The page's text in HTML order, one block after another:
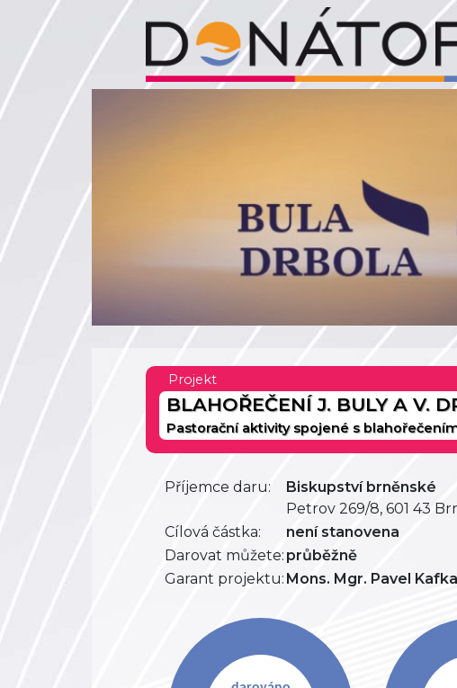
Projekt
BLAHOŘEČENÍ J. BULY A V.
Pastorační aktivity spojené s
Příjemce daru:
Biskupství brněnské
Petrov 269/8, 601 43
Cílová částka:
není stanovena
Darovat můžete: průběžně
Garant projektu: Mons. Mgr. Pavel